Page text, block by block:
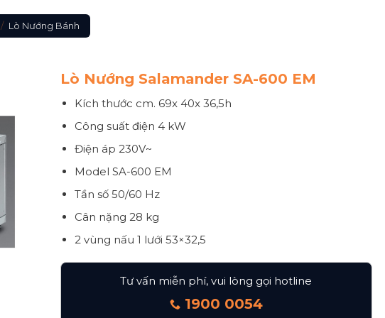
/ Lò Nướng Bánh
Lò Nướng Salamander SA-600 EM
Kích thước cm. 69x 40x 36,5h
Công suất điện 4 kW
Điện áp 230V~
Model SA-600 EM
Tần số50/60 Hz
Cân nặng 28 kg
2 vùng nấu 1 lưới 53×32,5
Tư vấn miễn phí, vui lòng gọi hotline
1900 0054